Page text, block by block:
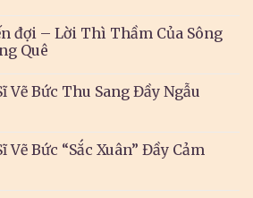
đợi – Lời Thì Thầm Của Sông
Quê
Vẽ Bức Thu Sang Đầy Ngẫu
Vẽ Bức “Sắc Xuân” Đầy Cảm